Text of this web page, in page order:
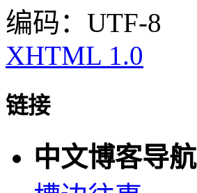
编码：UTF-8
XHTML 1.0
链接
中文博客导航